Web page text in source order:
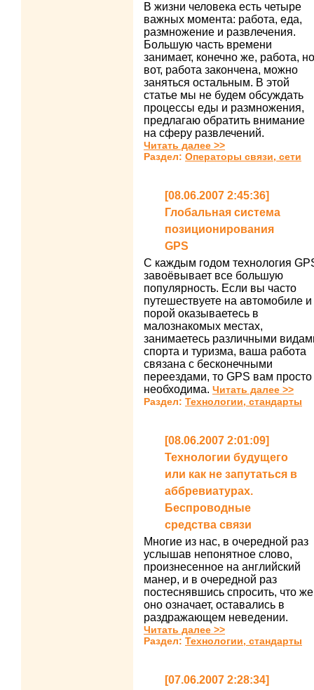
В жизни человека есть четыре
важных момента: работа, еда,
размножение и развлечения.
Большую часть времени
занимает, конечно же, работа,
вот, работа закончена, можно
заняться остальным. В этой
статье мы не будем обсуждать
процессы еды и размножения,
предлагаю обратить внимание
на сферу развлечений.
Читать далее >>
Раздел: Операторы связи, сети
[08.06.2007 2:45:36]
Глобальная система
позиционирования
GPS
С каждым годом технология
завоёвывает все большую
популярность. Если вы часто
путешествуете на автомобиле и
порой оказываетесь в
малознакомых местах,
занимаетесь различными
спорта и туризма, ваша работа
связана с бесконечными
переездами, то GPS вам просто
необходима. Читать далее >>
Раздел: Технологии, стандарты
[08.06.2007 2:01:09]
Технологии будущего
или как не запутаться в
аббревиатурах.
Беспроводные
средства связи
Многие из нас, в очередной раз
услышав непонятное слово,
произнесенное на английский
манер, и в очередной раз
постеснявшись спросить, что же
оно означает, оставались в
раздражающем неведении.
Читать далее >>
Раздел: Технологии, стандарты
[07.06.2007 2:28:34]